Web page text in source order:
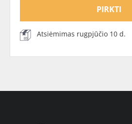
PIRKTI
Atsiėmimas rugpjūčio 10 d.